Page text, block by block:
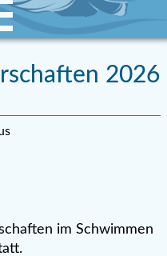
2026
im Schwimmen